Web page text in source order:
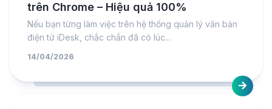
trên Chrome – Hiệu quả 100%
Nếu bạn từng làm việc trên hệ thống quản lý văn bản
điện tử iDesk, chắc chắn đã có lúc...
14/04/2026